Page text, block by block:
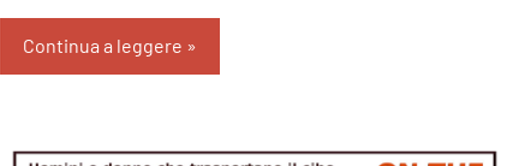
Continua a leggere